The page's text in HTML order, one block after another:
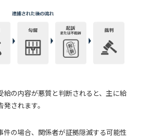
給の内容が悪質と判断されると、主に給
されます。
件の場合、関係者が証拠隠滅する可能性